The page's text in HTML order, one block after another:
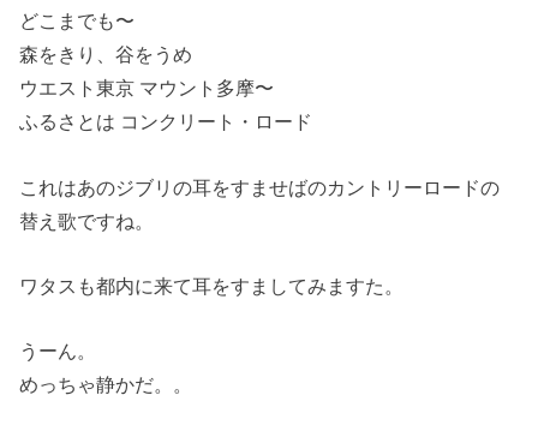
どこまでも〜
森をきり、谷をうめ
ウエスト東京 マウント多摩〜
ふるさとは コンクリート・ロード
これはあのジブリの耳をすませばのカントリーロードの
替え歌ですね。
ワタスも都内に来て耳をすましてみますた。
うーん。
めっちゃ静かだ。。